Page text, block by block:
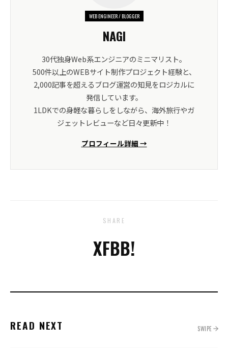
WEB ENGINEER / BLOGGER
NAGI
30代独身Web系エンジニアのミニマリスト。
500件以上のWEBサイト制作プロジェクト経験と、
2,000記事を超えるブログ運営の知見をロジカルに
発信しています。
1LDKでの身軽な暮らしをしながら、海外旅行やガ
ジェットレビューなど日々更新中！
プロフィール詳細 →
SHARE
XFBB!
READ NEXT SWIPE